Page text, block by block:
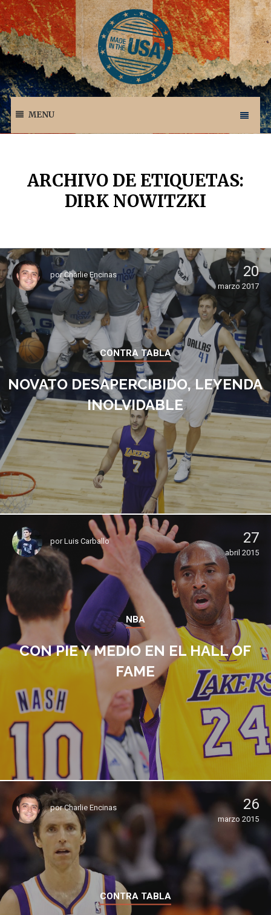
MENU
ARCHIVO DE ETIQUETAS:
DIRK NOWITZKI
porCharlie Encinas 20
marzo 2017
CONTRA TABLA
NOVATO DESAPERCIBIDO, LEYENDA
INOLVIDABLE
porLuis Carballo 27
abril 2015
NBA
CON PIE Y MEDIO EN EL HALL OF
FAME
porCharlie Encinas 26
marzo 2015
CONTRA TABLA